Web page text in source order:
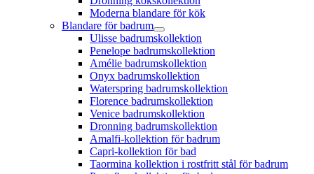
Moderna blandare för kök
Blandare för badrum
Ulisse badrumskollektion
Penelope badrumskollektion
Amélie badrumskollektion
Onyx badrumskollektion
Waterspring badrumskollektion
Florence badrumskollektion
Venice badrumskollektion
Dronning badrumskollektion
Amalfi-kollektion för badrum
Capri-kollektion för bad
Taormina kollektion i rostfritt stål för badrum